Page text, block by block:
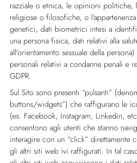
razziale o etnica, le opinioni politiche,
religiose o filosofiche, o
genetici, dati biometrici intesi a
una persona fisica, dati relativi alla
all'orientamento sessuale della
personali relativi a condanne penali e
GDPR.
Sul Sito sono presenti “pulsanti”
buttons/widgets”) che raffigurano le
(es. Facebook, Instagram, Linkedin,
consentono agli utenti che stanno
interagire con un “click” direttamente
gli altri siti web ivi raffigurati. In tal